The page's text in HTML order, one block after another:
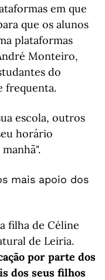
em que
que os alunos
plataformas
Monteiro,
do
frequenta.
escola, outros
horário
mais apoio dos
filha de Céline
de Leiria.
por parte dos
dos seus filhos